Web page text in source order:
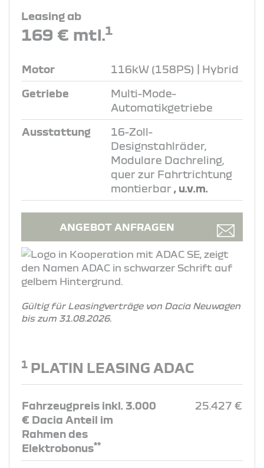
Leasing ab
169 € mtl.1
Motor 116kW (158PS) | Hybrid
Getriebe
Multi-Mode-
Automatikgetriebe
Ausstattung
16-Zoll-
Designstahlräder,
Modulare Dachreling,
quer zur Fahrtrichtung
montierbar , u.v.m.
ANGEBOT ANFRAGEN
Gültig für Leasingverträge von Dacia Neuwagen
bis zum 31.08.2026.
1 PLATIN LEASING ADAC
Fahrzeugpreis inkl. 3.000
€ Dacia Anteil im
Rahmen des
Elektrobonus**
25.427 €